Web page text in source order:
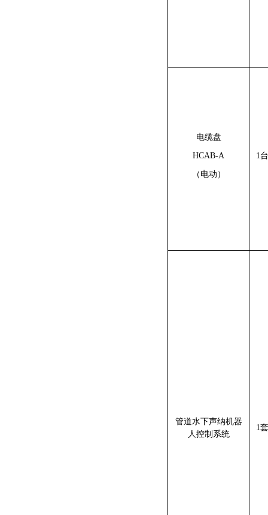
电缆盘
HCAB-A
（电动）
1台
管道水下声纳机器
人控制系统
1套